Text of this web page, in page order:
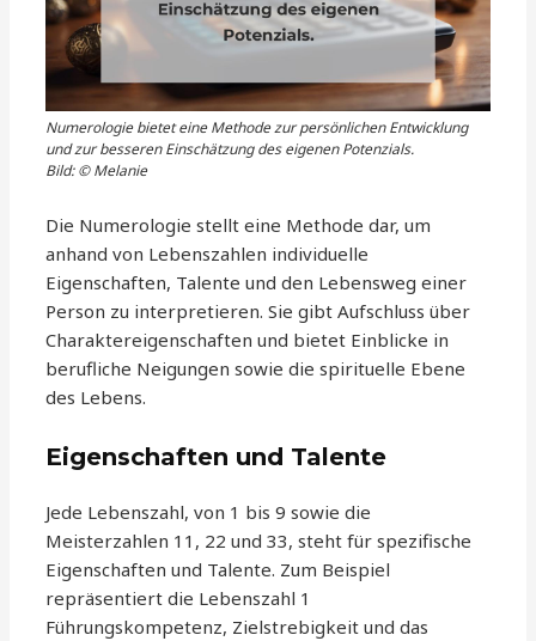
Numerologie bietet eine Methode zur persönlichen Entwicklung
und zur besseren Einschätzung des eigenen Potenzials.
Bild: © Melanie
Die Numerologie stellt eine Methode dar, um
anhand von Lebenszahlen individuelle
Eigenschaften, Talente und den Lebensweg einer
Person zu interpretieren. Sie gibt Aufschluss über
Charaktereigenschaften und bietet Einblicke in
berufliche Neigungen sowie die spirituelle Ebene
des Lebens.
Eigenschaften und Talente
Jede Lebenszahl, von 1 bis 9 sowie die
Meisterzahlen 11, 22 und 33, steht für spezifische
Eigenschaften und Talente. Zum Beispiel
repräsentiert die Lebenszahl 1
Führungskompetenz, Zielstrebigkeit und das